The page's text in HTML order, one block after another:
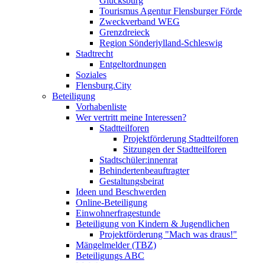
Tourismus Agentur Flensburger Förde
Zweckverband WEG
Grenzdreieck
Region Sönderjylland-Schleswig
Stadtrecht
Entgeltordnungen
Soziales
Flensburg.City
Beteiligung
Vorhabenliste
Wer vertritt meine Interessen?
Stadtteilforen
Projektförderung Stadtteilforen
Sitzungen der Stadtteilforen
Stadtschüler:innenrat
Behindertenbeauftragter
Gestaltungsbeirat
Ideen und Beschwerden
Online-Beteiligung
Einwohnerfragestunde
Beteiligung von Kindern & Jugendlichen
Projektförderung "Mach was draus!"
Mängelmelder (TBZ)
Beteiligungs ABC